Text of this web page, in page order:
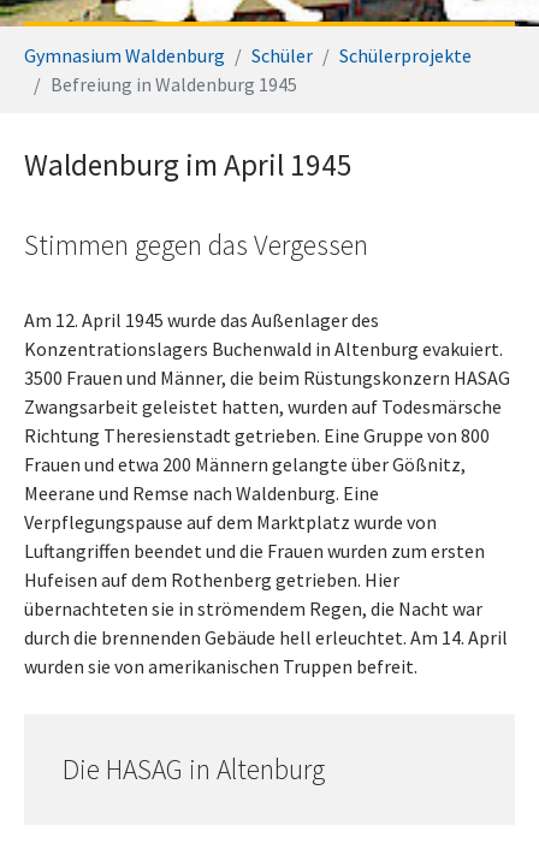
Gymnasium Waldenburg Schüler
Schülerprojekte
Befreiung in Waldenburg 1945
Waldenburg im April 1945
Stimmen gegen das Vergessen
Am 12. April 1945 wurde das Außenlager des
Konzentrationslagers Buchenwald in Altenburg evakuiert.
3500 Frauen und Männer, die beim Rüstungskonzern HASAG
Zwangsarbeit geleistet hatten, wurden auf Todesmärsche
Richtung Theresienstadt getrieben. Eine Gruppe von 800
Frauen und etwa 200 Männern gelangte über Gößnitz,
Meerane und Remse nach Waldenburg. Eine
Verpflegungspause auf dem Marktplatz wurde von
Luftangriffen beendet und die Frauen wurden zum ersten
Hufeisen auf dem Rothenberg getrieben. Hier
übernachteten sie in strömendem Regen, die Nacht war
durch die brennenden Gebäude hell erleuchtet. Am 14. April
wurden sie von amerikanischen Truppen befreit.
Die HASAG in Altenburg